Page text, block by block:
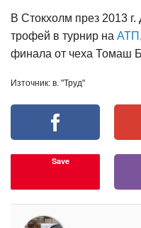
В Стокхолм през 2013
трофей в турнир на АТП
финала от чеха Томаш
Източник: в. "Труд"
Save